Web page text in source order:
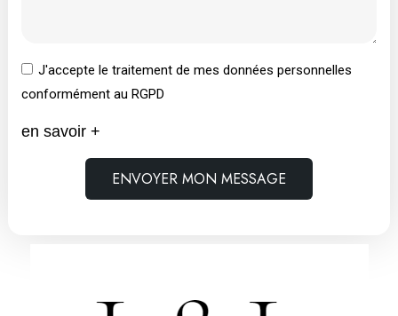
J'accepte le traitement de mes données personnelles
conformément au RGPD
en savoir +
ENVOYER MON MESSAGE